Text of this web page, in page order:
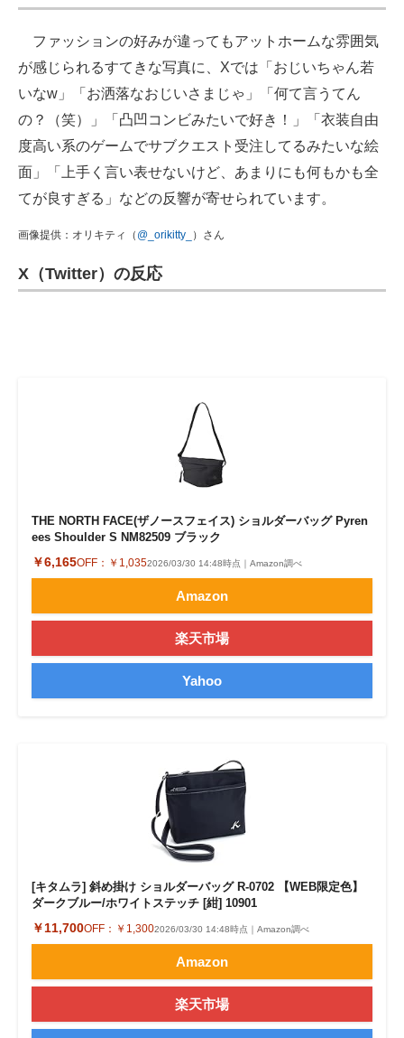
ファッションの好みが違ってもアットホームな雰囲気
が感じられるすてきな写真に、Xでは「おじいちゃん若
いなw」「お洒落なおじいさまじゃ」「何て言うてん
の？（笑）」「凸凹コンビみたいで好き！」「衣装自由
度高い系のゲームでサブクエスト受注してるみたいな絵
面」「上手く言い表せないけど、あまりにも何もかも全
てが良すぎる」などの反響が寄せられています。
画像提供：オリキティ（ @_orikitty_ ）さん
X（Twitter）の反応
THE NORTH FACE(ザノースフェイス) ショルダーバッグ Pyren
ees Shoulder S NM82509 ブラック
￥6,165OFF： ￥1,0352026/03/30 14:48時点｜Amazon調べ
Amazon
楽天市場
Yahoo
[キタムラ] 斜め掛け ショルダーバッグ R-0702 【WEB限定色】
ダークブルー/ホワイトステッチ [紺] 10901
￥11,700OFF： ￥1,3002026/03/30 14:48時点｜Amazon調べ
Amazon
楽天市場